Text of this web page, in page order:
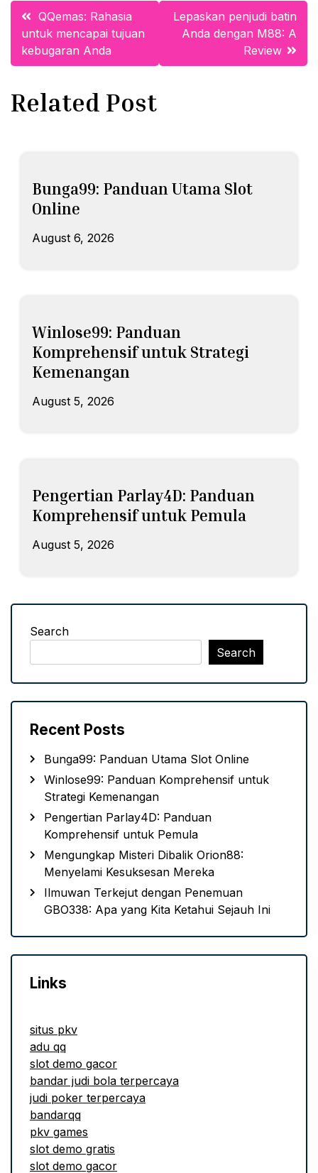
Post
navigation
QQemas: Rahasia
untuk mencapai tujuan
kebugaran Anda
Lepaskan penjudi batin
Anda dengan M88: A
Review
Related Post
Bunga99: Panduan Utama Slot
Online
August 6, 2026
Winlose99: Panduan
Komprehensif untuk Strategi
Kemenangan
August 5, 2026
Pengertian Parlay4D: Panduan
Komprehensif untuk Pemula
August 5, 2026
Search
Search
Recent Posts
Bunga99: Panduan Utama Slot Online
Winlose99: Panduan Komprehensif untuk
Strategi Kemenangan
Pengertian Parlay4D: Panduan
Komprehensif untuk Pemula
Mengungkap Misteri Dibalik Orion88:
Menyelami Kesuksesan Mereka
Ilmuwan Terkejut dengan Penemuan
GBO338: Apa yang Kita Ketahui Sejauh Ini
Links
situs pkv
adu qq
slot demo gacor
bandar judi bola terpercaya
judi poker terpercaya
bandarqq
pkv games
slot demo gratis
slot demo gacor